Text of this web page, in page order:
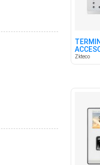
W/
Zkteco